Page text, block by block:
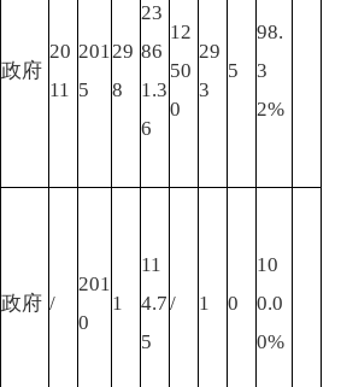
政府
20
11
201
5
29
8
23
86
1.3
6
12
50
0
29
3
5
98.
3
2%
政府 /
201
0
1
11
4.7
5
/ 1 0
10
0.0
0%